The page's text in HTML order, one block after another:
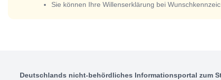
Sie können Ihre Willenserklärung bei
Deutschlands nicht-behördliches Informationsportal zum